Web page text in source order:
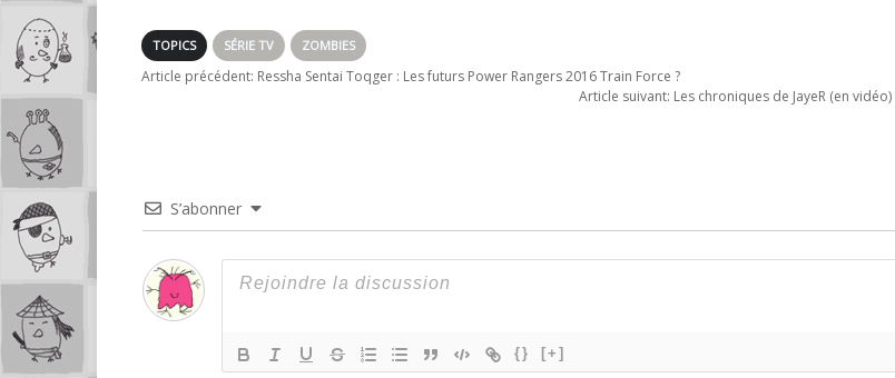
Houswives
TOPICS SÉRIE TV ZOMBIES
Article précédent: Ressha Sentai Toqger : Les futurs Power Rangers 2016 Train Force ?
Article suivant: Les chroniques de JayeR (en vidéo)
S’abonner
{} [+]